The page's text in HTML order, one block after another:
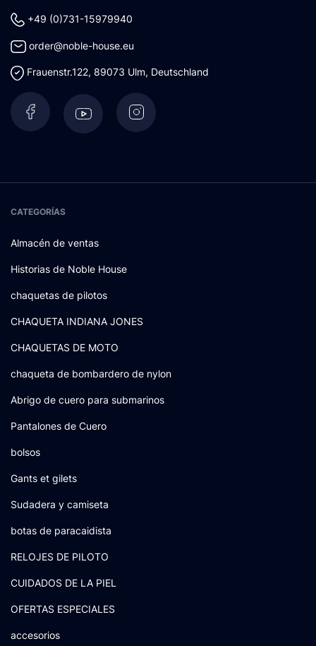
+49 (0)731-15979940
order@noble-house.eu
Frauenstr.122, 89073 Ulm, Deutschland
CATEGORÍAS
Almacén de ventas
Historias de Noble House
chaquetas de pilotos
CHAQUETA INDIANA JONES
CHAQUETAS DE MOTO
chaqueta de bombardero de nylon
Abrigo de cuero para submarinos
Pantalones de Cuero
bolsos
Gants et gilets
Sudadera y camiseta
botas de paracaidista
RELOJES DE PILOTO
CUIDADOS DE LA PIEL
OFERTAS ESPECIALES
accesorios